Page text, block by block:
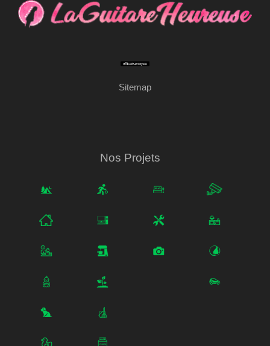
Sitemap
Nos Projets